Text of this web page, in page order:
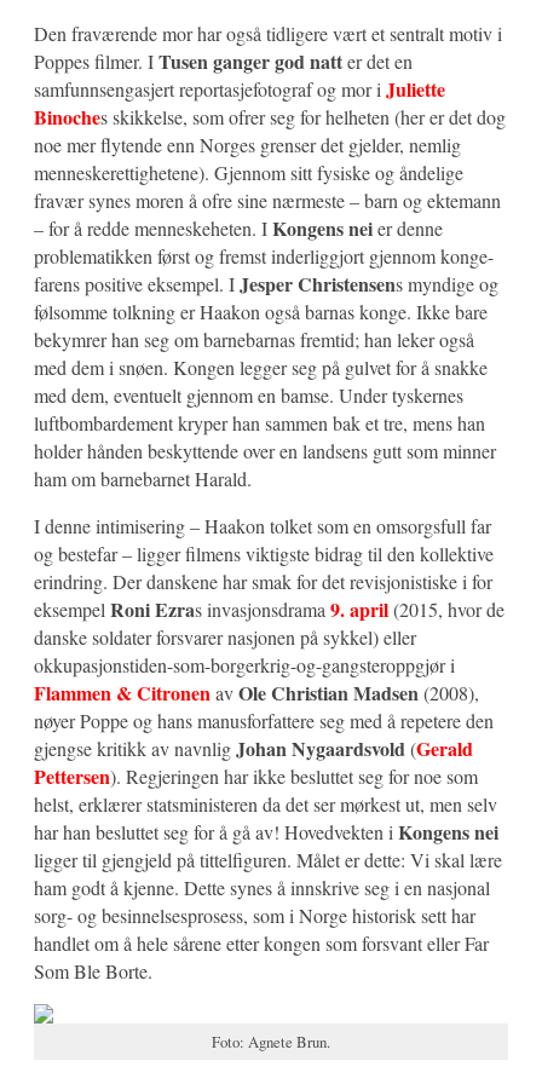
Den fraværende mor har også tidligere vært et sentralt motiv i
Poppes filmer. ITusen ganger god natter det en
samfunnsengasjert reportasjefotograf og mor i Juliette
Binoches skikkelse, som ofrer seg for helheten (her er det dog
noe mer flytende enn Norges grenser det gjelder, nemlig
menneskerettighetene). Gjennom sitt fysiske og åndelige
fravær synes moren å ofre sine nærmeste – barn og ektemann
– for å redde menneskeheten. IKongens neier denne
problematikken først og fremst inderliggjort gjennom konge-
farens positive eksempel. IJesper Christensens myndige og
følsomme tolkning er Haakon også barnas konge. Ikke bare
bekymrer han seg om barnebarnas fremtid; han leker også
med dem i snøen. Kongen legger seg på gulvet for å snakke
med dem, eventuelt gjennom en bamse. Under tyskernes
luftbombardement kryper han sammen bak et tre, mens han
holder hånden beskyttende over en landsens gutt som minner
ham om barnebarnet Harald.
I denne intimisering – Haakon tolket som en omsorgsfull far
og bestefar – ligger filmens viktigste bidrag til den kollektive
erindring. Der danskene har smak for det revisjonistiske i for
eksempel Roni Ezras invasjonsdrama 9. april(2015, hvor de
danske soldater forsvarer nasjonen på sykkel) eller
okkupasjonstiden-som-borgerkrig-og-gangsteroppgjør i
Flammen & CitronenavOle Christian Madsen(2008),
nøyer Poppe og hans manusforfattere seg med å repetere den
gjengse kritikk av navnligJohan Nygaardsvold(Gerald
Pettersen). Regjeringen har ikke besluttet seg for noe som
helst, erklærer statsministeren da det ser mørkest ut, men selv
har han besluttet seg for å gå av! Hovedvekten i Kongens nei
ligger til gjengjeld på tittelfiguren. Målet er dette: Vi skal lære
ham godt å kjenne. Dette synes å innskrive seg i en nasjonal
sorg- og besinnelsesprosess, som i Norge historisk sett har
handlet om å hele sårene etter kongen som forsvant eller Far
Som Ble Borte.
Foto: Agnete Brun.